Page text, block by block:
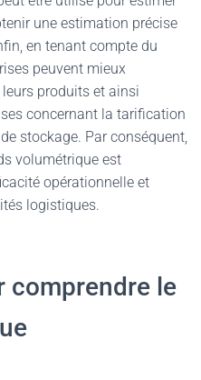
une estimation précise
en tenant compte du
peuvent mieux
produits et ainsi
concernant la tarification
stockage. Par conséquent,
volumétrique est
opérationnelle et
logistiques.
comprendre le